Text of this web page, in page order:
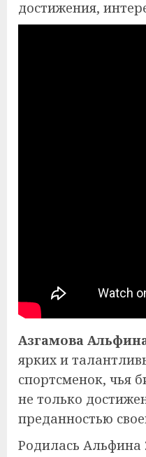
Азгамова
ярких и
спортсменок, чья
не только
преданностью
Родилась Альфина